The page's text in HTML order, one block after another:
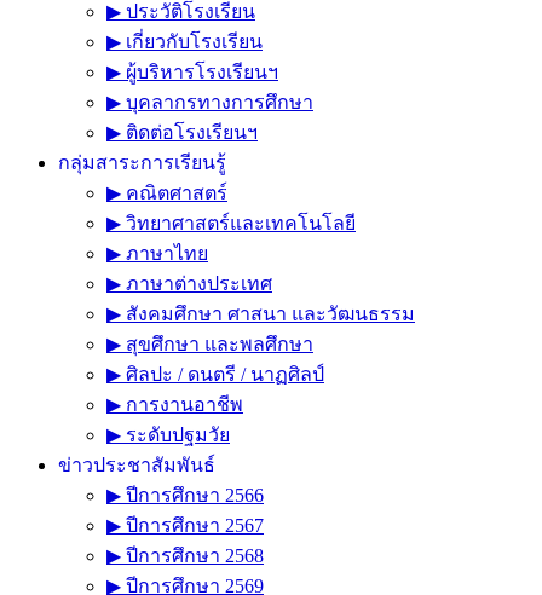
▶ ประวัติโรงเรียน
▶ เกี่ยวกับโรงเรียน
▶ ผู้บริหารโรงเรียนฯ
▶ บุคลากรทางการศึกษา
▶ ติดต่อโรงเรียนฯ
กลุ่มสาระการเรียนรู้
▶ คณิตศาสตร์
▶ วิทยาศาสตร์และเทคโนโลยี
▶ ภาษาไทย
▶ ภาษาต่างประเทศ
▶ สังคมศึกษา ศาสนา และวัฒนธรรม
▶ สุขศึกษา และพลศึกษา
▶ ศิลปะ / ดนตรี / นาฏศิลป์
▶ การงานอาชีพ
▶ ระดับปฐมวัย
ข่าวประชาสัมพันธ์
▶ ปีการศึกษา 2566
▶ ปีการศึกษา 2567
▶ ปีการศึกษา 2568
▶ ปีการศึกษา 2569